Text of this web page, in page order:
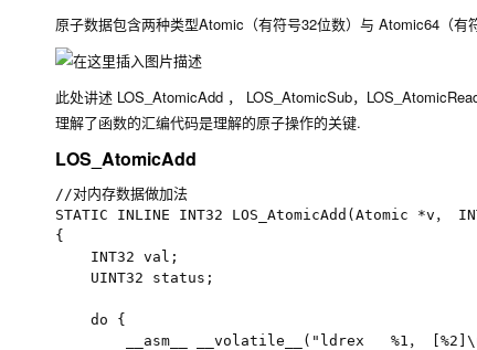
原子数据包含两种类型Atomic（有符号32位数）与 Atomic64（
此处讲述 LOS_AtomicAdd ， LOS_AtomicSub，
理解了函数的汇编代码是理解的原子操作的关键.
LOS_AtomicAdd
//对内存数据做加法
STATIC INLINE INT32 LOS_AtomicAdd(Atomic *v，
{
    INT32 val;
    UINT32 status;
    do {
__asm__ __volatile__("ldrex   %1，